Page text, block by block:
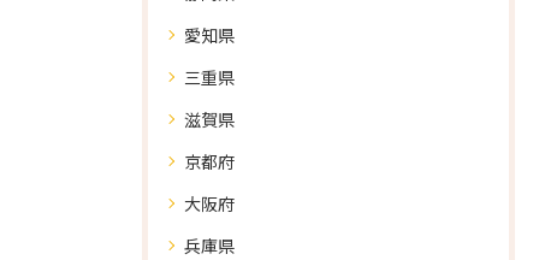
愛知県
三重県
滋賀県
京都府
大阪府
兵庫県